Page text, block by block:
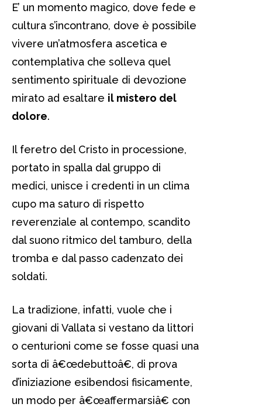
E’ un momento magico, dove fede e
cultura s’incontrano, dove è possibile
vivere un’atmosfera ascetica e
contemplativa che solleva quel
sentimento spirituale di devozione
mirato ad esaltare il mistero del
dolore.
Il feretro del Cristo in processione,
portato in spalla dal gruppo di
medici, unisce i credenti in un clima
cupo ma saturo di rispetto
reverenziale al contempo, scandito
dal suono ritmico del tamburo, della
tromba e dal passo cadenzato dei
soldati.
La tradizione, infatti, vuole che i
giovani di Vallata si vestano da littori
o centurioni come se fosse quasi una
sorta di â€œdebuttoâ€, di prova
d’iniziazione esibendosi fisicamente,
un modo per â€œaffermarsiâ€ con